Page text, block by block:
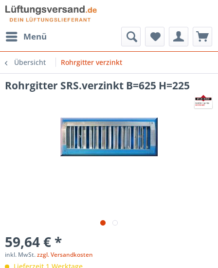
Menü
Übersicht Rohrgitter verzinkt
Rohrgitter SRS.verzinkt B=625 H=225
59,64 € *
inkl. MwSt.zzgl. Versandkosten